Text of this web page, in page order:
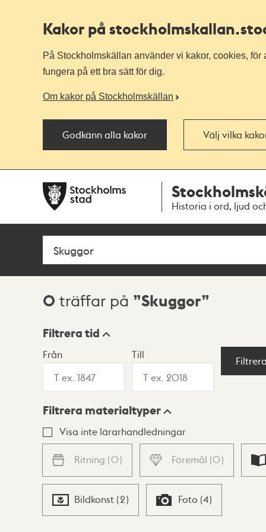
Kakor på stockholmskallan
På Stockholmskällan använder vi kakor, cookies,
fungera på ett bra sätt för dig.
Om kakor på Stockholmskällan
Godkänn alla kakor Välj vilka
navigationen
huvudinnehållet
Historia i ord, ljud
Sök
Sökresultat
0 träffar på Skuggor
Visningsläge
Lista Karta
Filtrera tid
Från Till
Filtrera materialtyper
Visa inte lärarhandledningar
Ritning (0) Föremål (0)
Bildkonst (2) Foto (4)